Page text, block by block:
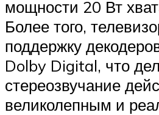
мощности 20 Вт
Более того,
поддержку
Dolby Digital, что
стереозвучание
великолепным и